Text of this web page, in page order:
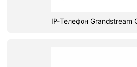
IP-Телефон Grandstream